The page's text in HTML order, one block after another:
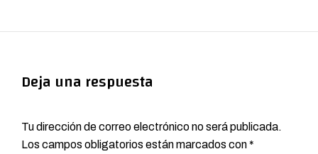
Deja una respuesta
Tu dirección de correo electrónico no será publicada.
Los campos obligatorios están marcados con*